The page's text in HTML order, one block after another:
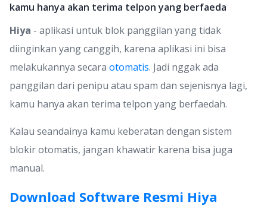
kamu hanya akan terima telpon yang berfaeda
Hiya - aplikasi untuk blok panggilan yang tidak
diinginkan yang canggih, karena aplikasi ini bisa
melakukannya secara otomatis. Jadi nggak ada
panggilan dari penipu atau spam dan sejenisnya lagi,
kamu hanya akan terima telpon yang berfaedah.
Kalau seandainya kamu keberatan dengan sistem
blokir otomatis, jangan khawatir karena bisa juga
manual.
Download Software Resmi Hiya